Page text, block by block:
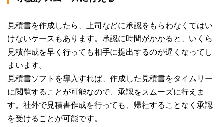
見積書を作成したら、上司などに承認をもらわなくてはい
けないケースもあります。承認に時間がかかると、いくら
見積作成を早く行っても相手に提出するのが遅くなってし
まいます。
見積書ソフトを導入すれば、作成した見積書をタイムリー
に閲覧することが可能なので、承認をスムーズに行えま
す。社外で見積書作成を行っても、帰社することなく承認
を受けることが可能です。